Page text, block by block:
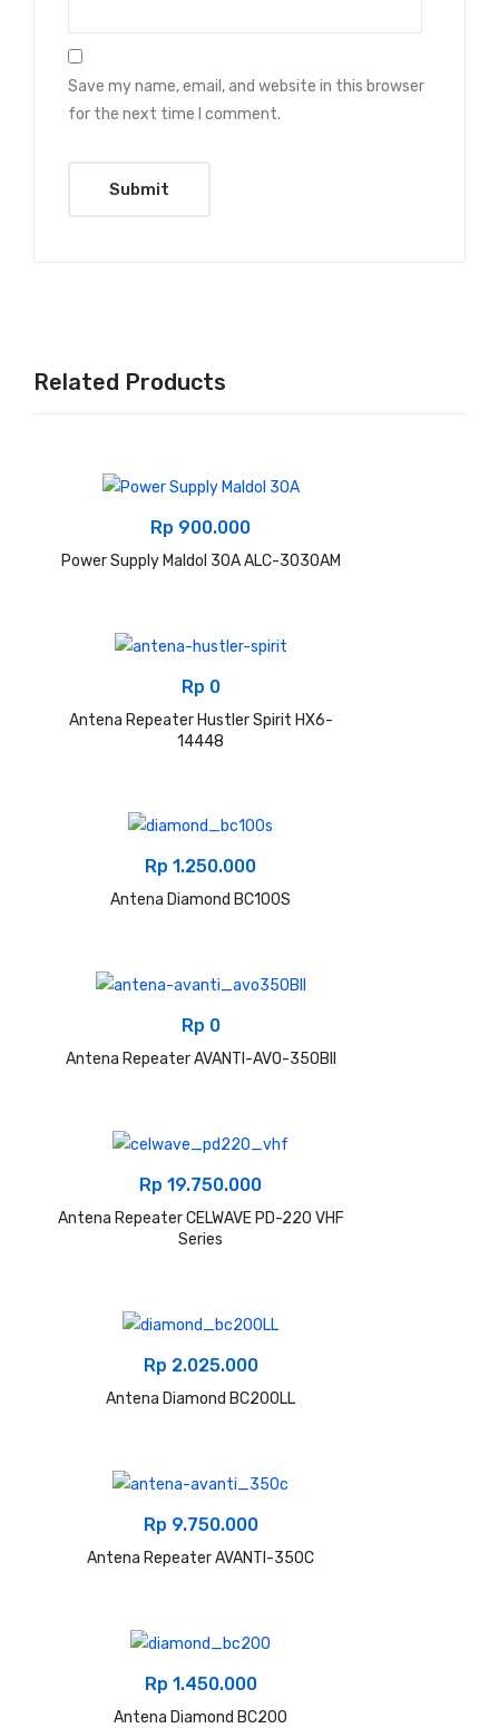
Save my name, email, and website in this browser
for the next time I comment.
Related Products
Rp 900.000
Power Supply Maldol 30A ALC-3030AM
Rp 0
Antena Repeater Hustler Spirit HX6-
14448
Rp 1.250.000
Antena Diamond BC100S
Rp 0
Antena Repeater AVANTI-AVO-350BII
Rp 19.750.000
Antena Repeater CELWAVE PD-220 VHF
Series
Rp 2.025.000
Antena Diamond BC200LL
Rp 9.750.000
Antena Repeater AVANTI-350C
Rp 1.450.000
Antena Diamond BC200